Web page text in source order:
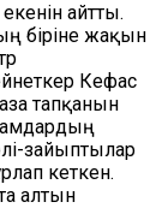
айтты.
біріне жақын
Кефас
тапқанын
зайыптылар
кеткен.
алтын